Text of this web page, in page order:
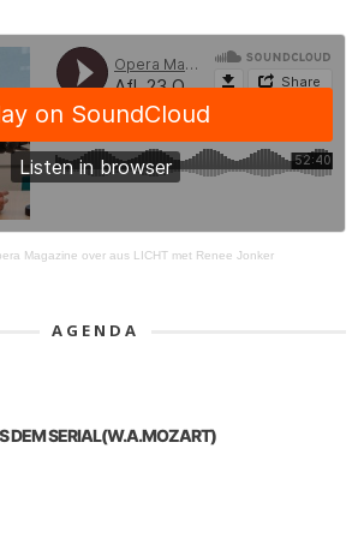
Magazine over aus LICHT met Renee Jonker
AGENDA
DEM SERIAL(W.A.MOZART)